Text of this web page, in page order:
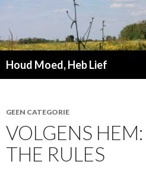
Houd Moed, Heb Lief
GEEN CATEGORIE
VOLGENS
THE RULES